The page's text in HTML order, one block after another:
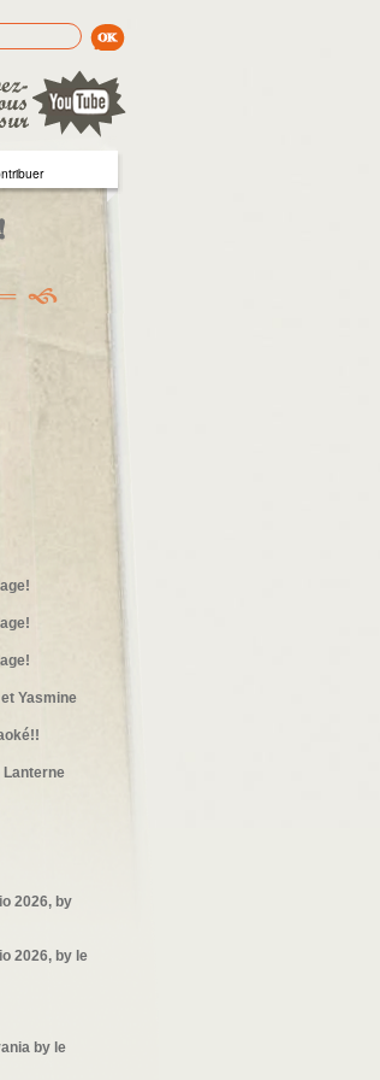
recherche
Rechercher
Yasmine
Lanterne
2026, by
2026, by le
by le